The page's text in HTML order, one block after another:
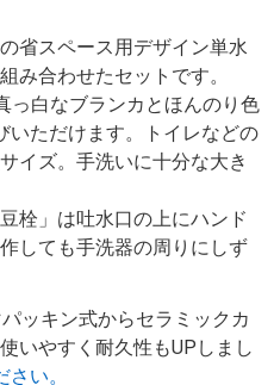
省スペース用デザイン単水
み合わせたセットです。
っ白なブランカとほんのり色
いただけます。トイレなどの
イズ。手洗いに十分な大き
栓」は吐水口の上にハンド
しても手洗器の周りにしず
ッキン式からセラミックカ
いやすく耐久性もUPしまし
い。